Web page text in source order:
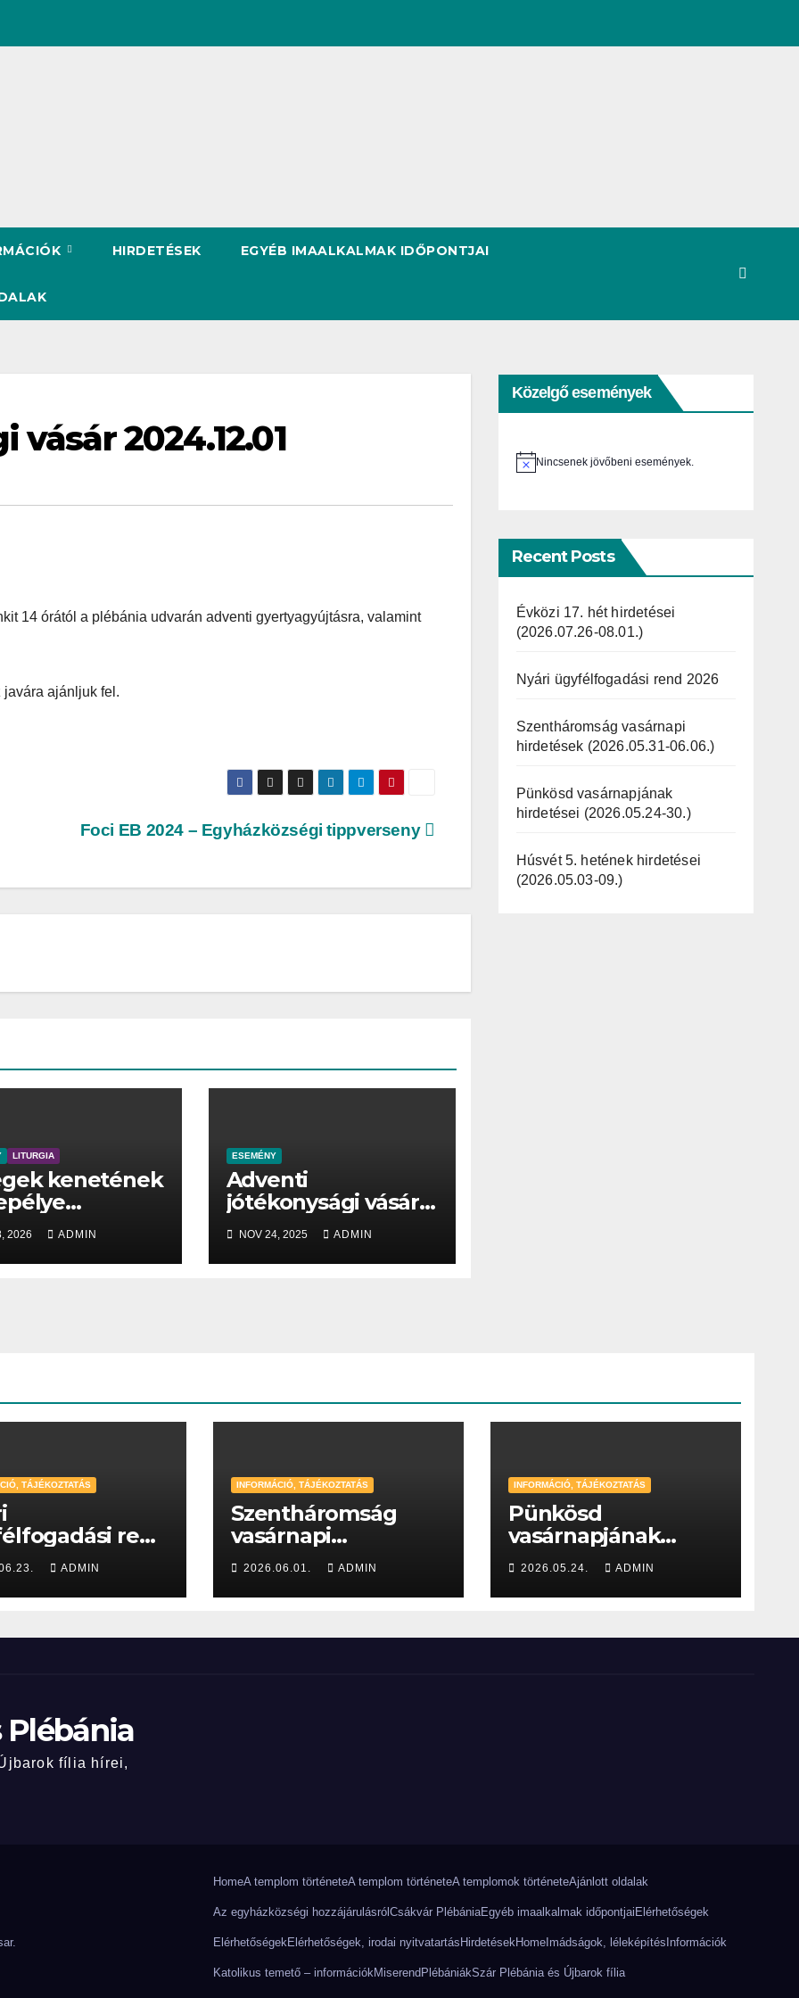
HIRDETÉSEK EGYÉB IMAALKALMAK IDŐPONTJAI
2024.12.01
14 órától a plébánia udvarán adventi gyertyagyújtásra, valamint
javára ajánljuk fel.
Foci EB 2024 – Egyházközségi tippverseny
LITURGIA
kenetének
–
február 15.
2026 ADMIN
ESEMÉNY
Adventi
jótékonysági vásár
2025
NOV 24, 2025 ADMIN
Közelgő események
N
e
Nincsenek jövőbeni események.
Recent Posts
Évközi 17. hét hirdetései
(2026.07.26-08.01.)
Nyári ügyfélfogadási rend 2026
Szentháromság vasárnapi
hirdetések (2026.05.31-06.06.)
Pünkösd vasárnapjának
hirdetései (2026.05.24-30.)
Húsvét 5. hetének hirdetései
(2026.05.03-09.)
TÁJÉKOZTATÁS
rend
ADMIN
INFORMÁCIÓ, TÁJÉKOZTATÁS
Szentháromság
vasárnapi
hirdetések
(2026.05.31-06.06.)
2026.06.01. ADMIN
INFORMÁCIÓ, TÁJÉKOZTATÁS
Pünkösd
vasárnapjának
hirdetései
(2026.05.24-30.)
2026.05.24. ADMIN
Plébánia
fília hírei,
.
HomeA templom történeteA templom történeteA templomok történeteAjánlott oldalak
Az egyházközségi hozzájárulásról Csákvár PlébániaEgyéb imaalkalmak időpontjai Elérhetőségek
ElérhetőségekElérhetőségek, irodai nyitvatartás HirdetésekHome Imádságok, léleképítés Információk
Katolikus temető – információkMiserend PlébániákSzár Plébánia és Újbarok fília